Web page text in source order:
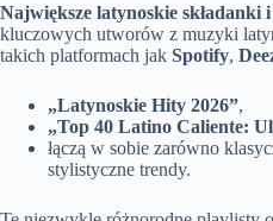
Największe latynoskie składanki
kluczowych utworów z muzyki
takich platformach jak Spotify,
„Latynoskie Hity 2026”,
„Top 40 Latino Caliente:
łączą w sobie zarówno
stylistyczne trendy.